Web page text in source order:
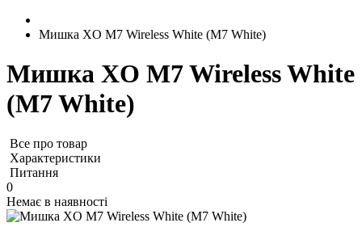
Мишка XO M7 Wireless White (M7 White)
Мишка XO M7 Wireless White
(M7 White)
Все про товар
Характеристики
Питання
0
Немає в наявності